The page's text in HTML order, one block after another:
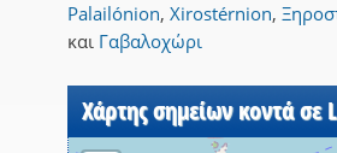
Palailónion, Xirostérnion,
και Γαβαλοχώρι
Χάρτης σημείων κοντά σε